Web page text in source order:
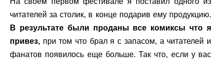
читателей за столик, в конце подарив ему продукцию.
В результате были проданы все комиксы что я
привез, при том что брал я с запасом, а читателей и
фанатов появилось еще больше. Так что, если у вас